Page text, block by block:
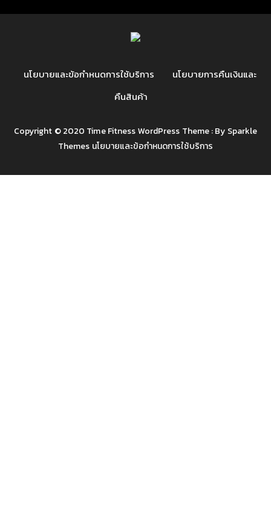
นโยบายและข้อกำหนดการใช้บริการ
นโยบายการคืนเงินและ
คืนสินค้า
Copyright © 2020 Time Fitness WordPress Theme : By Sparkle
Themes นโยบายและข้อกำหนดการใช้บริการ